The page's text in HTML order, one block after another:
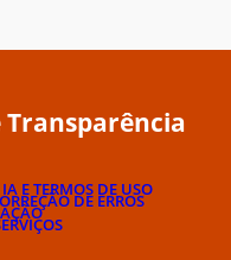
Transparência
E TERMOS DE USO
DE ERROS